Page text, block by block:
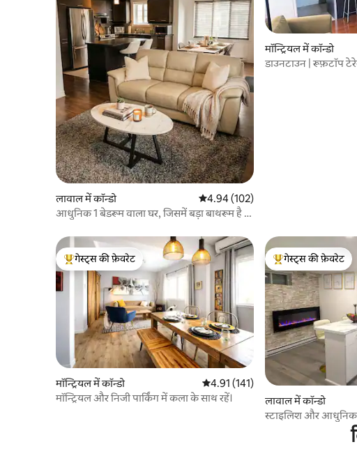
लावाल में कॉन्डो औसत रेटिंग 5 में से 4.94, 102 समीक्षाएँ
4.94 (102)
आधुनिक 1 बेडरूम वाला घर, जिसमें बड़ा बाथरूम है |
मॉन्ट्रियल में कॉन्डो
डाउनटाउन | रूफ़टॉप
गेस्ट्स का टॉप फ़ेवरेट
गेस्ट्स की फ़ेवरेट
मॉन्ट्रियल में कॉन्डो औसत रेटिंग 5 में से 4.91, 141 समीक्षाएँ
4.91 (141)
मॉन्ट्रियल और निजी पार्किंग में कला के साथ रहें।
गेस्ट्स का टॉप फ़ेवरेट
गेस्ट्स की फ़ेवरेट
लावाल में कॉन्डो
स्टाइलिश और आधुनिक